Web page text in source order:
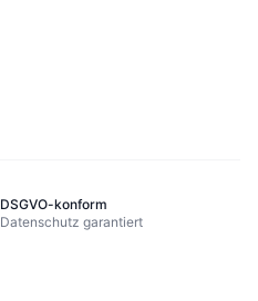
DSGVO-konform
Datenschutz garantiert